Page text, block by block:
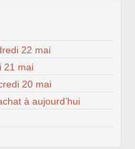
22 mai
21 mai
20 mai
à aujourd’hui